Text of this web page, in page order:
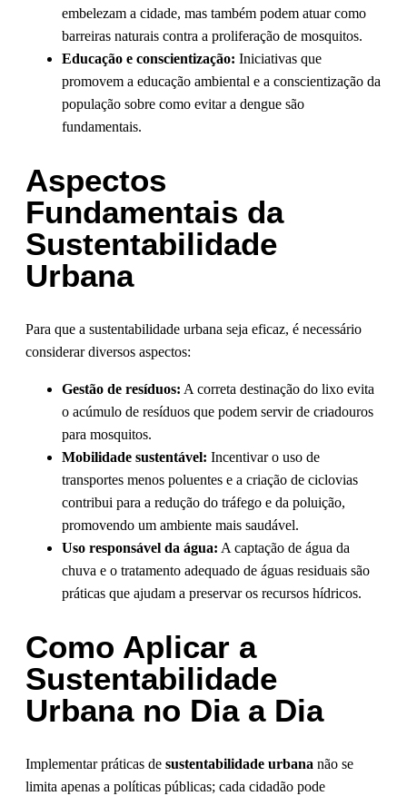
embelezam a cidade, mas também podem atuar como
barreiras naturais contra a proliferação de mosquitos.
Educação e conscientização: Iniciativas que
promovem a educação ambiental e a conscientização da
população sobre como evitar a dengue são
fundamentais.
Aspectos
Fundamentais da
Sustentabilidade
Urbana
Para que a sustentabilidade urbana seja eficaz, é necessário
considerar diversos aspectos:
Gestão de resíduos: A correta destinação do lixo evita
o acúmulo de resíduos que podem servir de criadouros
para mosquitos.
Mobilidade sustentável: Incentivar o uso de
transportes menos poluentes e a criação de ciclovias
contribui para a redução do tráfego e da poluição,
promovendo um ambiente mais saudável.
Uso responsável da água: A captação de água da
chuva e o tratamento adequado de águas residuais são
práticas que ajudam a preservar os recursos hídricos.
Como Aplicar a
Sustentabilidade
Urbana no Dia a Dia
Implementar práticas de sustentabilidade urbana não se
limita apenas a políticas públicas; cada cidadão pode